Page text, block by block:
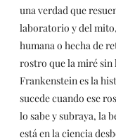
una verdad que
laboratorio y del
humana o hecha de
rostro que la miré
Frankenstein es la
sucede cuando ese
lo sabe y subraya, la
está en la ciencia